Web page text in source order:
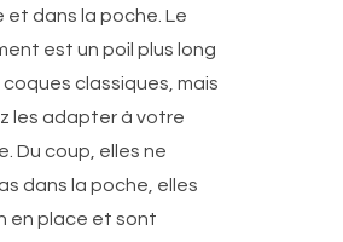
et dans la poche. Le
est un poil plus long
classiques, mais
les adapter à votre
Du coup, elles ne
dans la poche, elles
en place et sont